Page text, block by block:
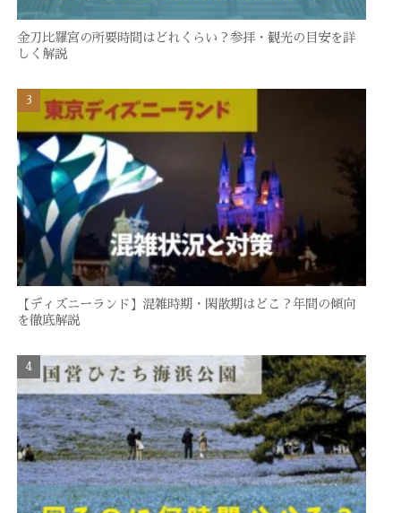
金刀比羅宮の所要時間はどれくらい？参拝・観光の目安を詳
しく解説
【ディズニーランド】混雑時期・閑散期はどこ？年間の傾向
を徹底解説